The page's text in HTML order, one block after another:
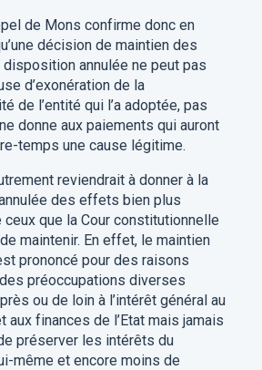
de Mons confirme donc en
décision de maintien des
disposition annulée ne peut pas
d’exonération de la
de l’entité qui l’a adoptée, pas
donne aux paiements qui auront
temps une cause légitime.
reviendrait à donner à la
des effets bien plus
ceux que la Cour constitutionnelle
maintenir. En effet, le maintien
prononcé pour des raisons
préoccupations diverses
ou de loin à l’intérêt général au
aux finances de l’Etat mais jamais
préserver les intérêts du
même et encore moins de